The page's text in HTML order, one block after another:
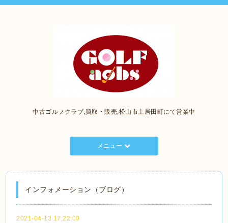
中古ゴルフクラブ,買取・販売,松山市土居田町にて営業中
メニュー
インフォメーション（ブログ）
2021-04-13 17:22:00